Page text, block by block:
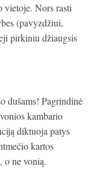
vietoje. Nors rasti
(pavyzdžiui,
pirkiniu džiaugsis
dušams! Pagrindinė
kambario
diktuoja patys
kartos
o ne vonią.